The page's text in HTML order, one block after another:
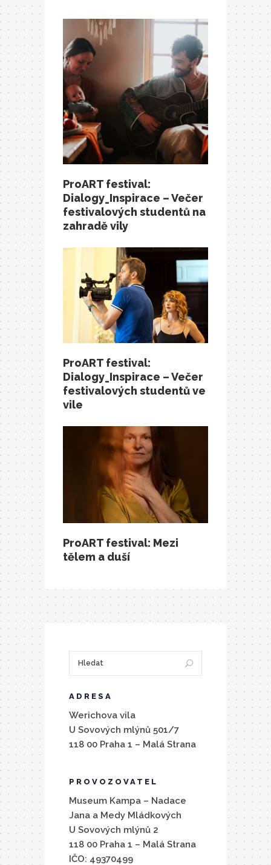
ProART festival:
Dialogy_Inspirace – Večer
festivalových studentů na
zahradě vily
ProART festival:
Dialogy_Inspirace – Večer
festivalových studentů ve
vile
ProART festival: Mezi
tělem a duší
ADRESA
Werichova vila
U Sovových mlýnů 501/7
118 00 Praha 1 – Malá Strana
PROVOZOVATEL
Museum Kampa – Nadace
Jana a Medy Mládkových
U Sovových mlýnů 2
118 00 Praha 1 – Malá Strana
IČO: 49370499